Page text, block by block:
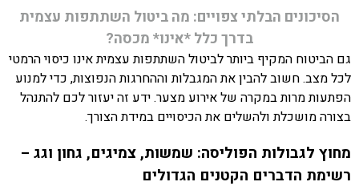
הסיכונים הבלתי צפויים: מה ביטול השתתפות עצמית
בדרך כלל *אינו* מכסה?
גם הביטוח המקיף ביותר לביטול השתתפות עצמית אינו כיסוי הרמטי
לכל מצב. חשוב להבין את המגבלות וההחרגות הנפוצות, כדי למנוע
הפתעות מרות במקרה של אירוע מצער. ידע זה יעזור לכם להתנהל
בצורה מושכלת ולהשלים את הכיסויים במידת הצורך.
מחוץ לגבולות הפוליסה: שמשות, צמיגים, גחון וגג –
רשימת הדברים הקטנים הגדולים